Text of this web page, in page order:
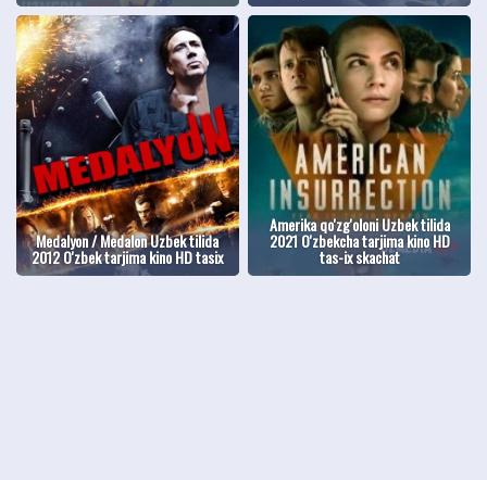
Medalyon / Medalon Uzbek tilida
2012 O'zbek tarjima kino HD tasix
Amerika qo'zg'oloni Uzbek tilida
2021 O'zbekcha tarjima kino HD
tas-ix skachat